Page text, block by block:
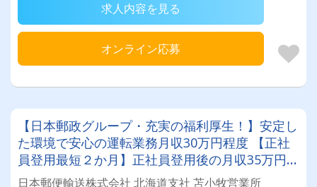
求人内容を見る
オンライン応募
【日本郵政グループ・充実の福利厚生！】安定し
た環境で安心の運転業務月収30万円程度 【正社
員登用最短２か月】正社員登用後の月収35万円程
度！
日本郵便輸送株式会社 北海道支社 苫小牧営業所